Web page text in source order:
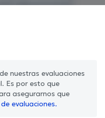
nuestras evaluaciones
Es por esto que
asegurarnos que
evaluaciones.